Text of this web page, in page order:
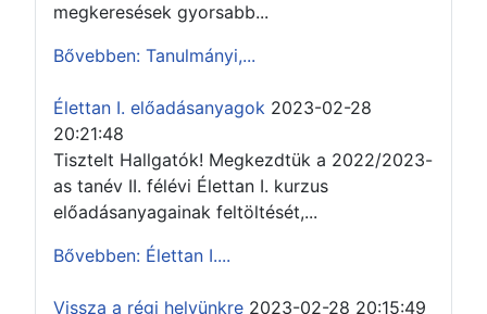
megkeresések gyorsabb...
Bővebben: Tanulmányi,...
Élettan I. előadásanyagok 2023-02-28
20:21:48
Tisztelt Hallgatók! Megkezdtük a 2022/2023-
as tanév II. félévi Élettan I. kurzus
előadásanyagainak feltöltését,...
Bővebben: Élettan I....
Vissza a régi helyünkre 2023-02-28 20:15:49